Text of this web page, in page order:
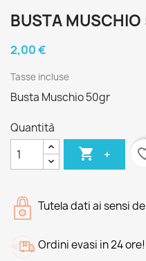
BUSTA MUSCHIO
2,00 €
Tasse incluse
Busta Muschio 50gr
Quantità
 +
Tutela dati ai sensi
Ordini evasi in 24 ore!